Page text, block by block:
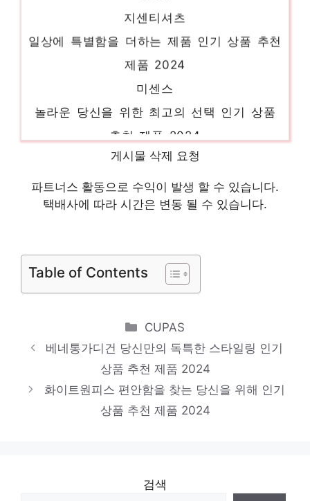
일상에 특별함을 더하는 제품 인기 상품 추천
제품 2024
미센스
놀라운 당신을 위한 최고의 선택 인기 상품
추천 제품 2024
베네통니트
제품 2024
품 2024
그물니트
제품 2024
기비원피스
품 2024
게시물 삭제 요청
파트너스 활동으로 수익이 발생 할 수 있습니다.
택배사에 따라 시간은 변동 될 수 있습니다.
Table of Contents
Categories
CUPAS
베네통가디건 당신만의 독특한 스타일링 인기
상품 추천 제품 2024
화이트원피스 편안함을 찾는 당신을 위해 인기
상품 추천 제품 2024
검색